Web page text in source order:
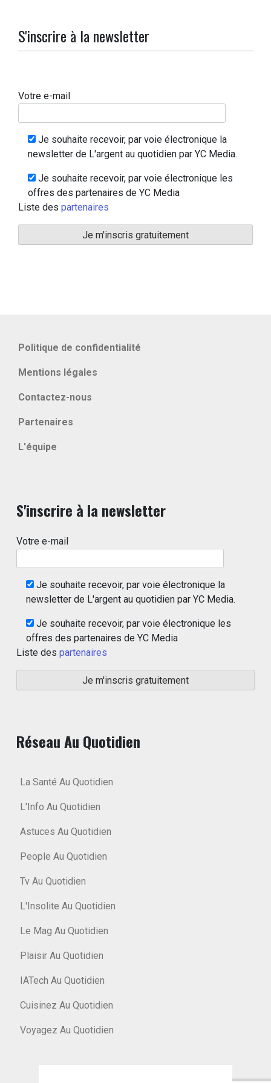
S'inscrire à la newsletter
Votre e-mail
Je souhaite recevoir, par voie électronique la
newsletter de L'argent au quotidien par YC Media.
Je souhaite recevoir, par voie électronique les
offres des partenaires de YC Media
Liste des partenaires
Politique de confidentialité
Mentions légales
Contactez-nous
Partenaires
L'équipe
S'inscrire à la newsletter
Votre e-mail
Je souhaite recevoir, par voie électronique la
newsletter de L'argent au quotidien par YC Media.
Je souhaite recevoir, par voie électronique les
offres des partenaires de YC Media
Liste des partenaires
Réseau Au Quotidien
La Santé Au Quotidien
L'Info Au Quotidien
Astuces Au Quotidien
People Au Quotidien
Tv Au Quotidien
L'Insolite Au Quotidien
Le Mag Au Quotidien
Plaisir Au Quotidien
IATech Au Quotidien
Cuisinez Au Quotidien
Voyagez Au Quotidien